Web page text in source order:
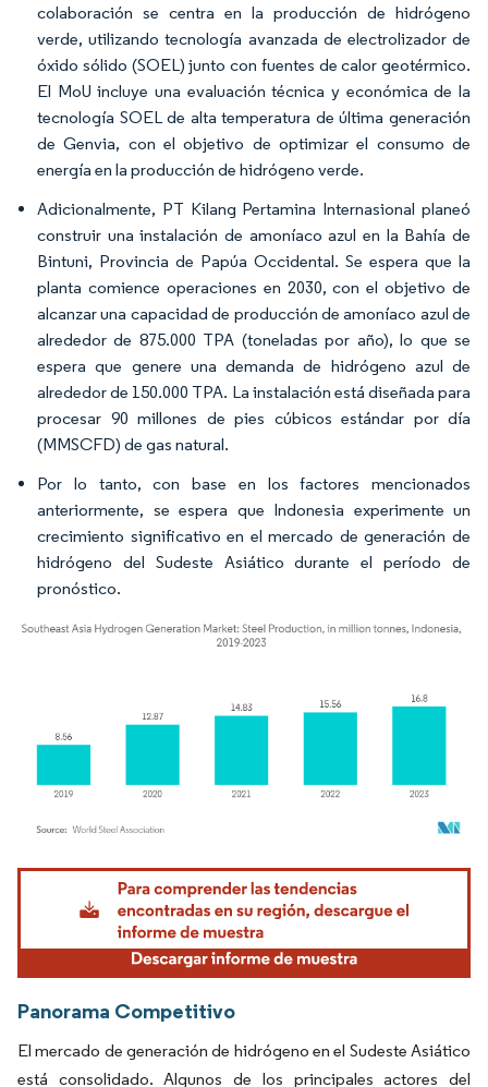
colaboración se centra en la producción de hidrógeno
verde, utilizando tecnología avanzada de electrolizador de
óxido sólido (SOEL) junto con fuentes de calor geotérmico.
El MoU incluye una evaluación técnica y económica de la
tecnología SOEL de alta temperatura de última generación
de Genvia, con el objetivo de optimizar el consumo de
energía en la producción de hidrógeno verde.
Adicionalmente, PT Kilang Pertamina Internasional planeó
construir una instalación de amoníaco azul en la Bahía de
Bintuni, Provincia de Papúa Occidental. Se espera que la
planta comience operaciones en 2030, con el objetivo de
alcanzar una capacidad de producción de amoníaco azul de
alrededor de 875.000 TPA (toneladas por año), lo que se
espera que genere una demanda de hidrógeno azul de
alrededor de 150.000 TPA. La instalación está diseñada para
procesar 90 millones de pies cúbicos estándar por día
(MMSCFD) de gas natural.
Por lo tanto, con base en los factores mencionados
anteriormente, se espera que Indonesia experimente un
crecimiento significativo en el mercado de generación de
hidrógeno del Sudeste Asiático durante el período de
pronóstico.
Imagen © Mordor Intelligence. El uso requiere atribución según CC BY 4.0.
Panorama Competitivo
El mercado de generación de hidrógeno en el Sudeste Asiático
está consolidado. Algunos de los principales actores del